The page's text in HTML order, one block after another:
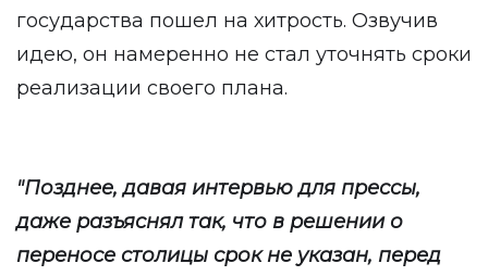
государства пошел на хитрость. Озвучив
идею, он намеренно не стал уточнять сроки
реализации своего плана.
"Позднее, давая интервью для прессы,
даже разъяснял так, что в решении о
переносе столицы срок не указан, перед